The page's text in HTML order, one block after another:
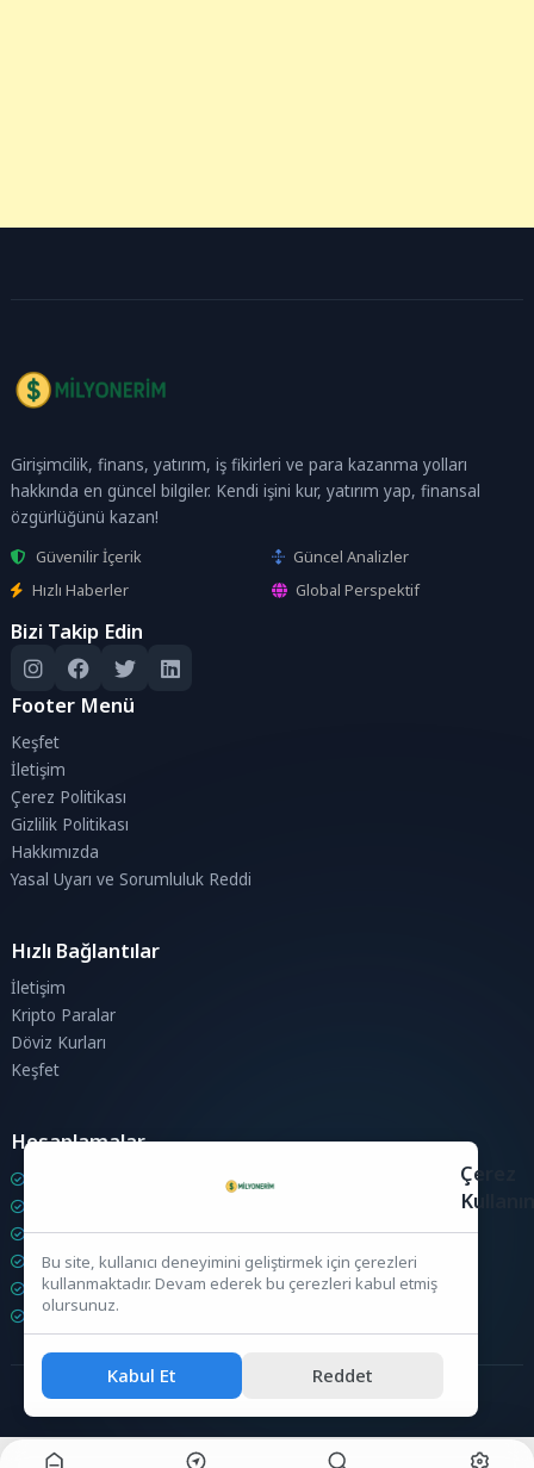
Girişimcilik, finans, yatırım, iş fikirleri ve para kazanma yolları
hakkında en güncel bilgiler. Kendi işini kur, yatırım yap, finansal
özgürlüğünü kazan!
Güvenilir İçerik
Güncel Analizler
Hızlı Haberler
Global Perspektif
Bizi Takip Edin
Footer Menü
Keşfet
İletişim
Çerez Politikası
Gizlilik Politikası
Hakkımızda
Yasal Uyarı ve Sorumluluk Reddi
Hızlı Bağlantılar
İletişim
Kripto Paralar
Döviz Kurları
Keşfet
Hesaplamalar
KDV Hesaplama
İndirim Hesaplama
Zam Hesaplama
Bileşik Hesaplama
Çerez
Bu site, kullanıcı deneyimini geliştirmek için çerezleri
kullanmaktadır. Devam ederek bu çerezleri kabul etmiş
olursunuz.
Kabul Et Reddet